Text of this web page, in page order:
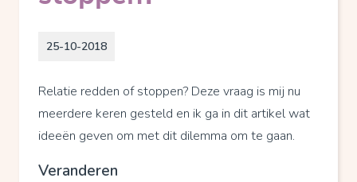
25-10-2018
Relatie redden of stoppen? Deze vraag is mij nu
meerdere keren gesteld en ik ga in dit artikel wat
ideeën geven om met dit dilemma om te gaan.
Veranderen